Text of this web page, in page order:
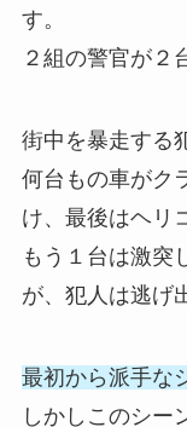
す。
２組の警官が２
街中を暴走する
何台もの車がク
け、最後はヘリ
もう１台は激突
が、犯人は逃げ
最初から派手な
しかしこのシー